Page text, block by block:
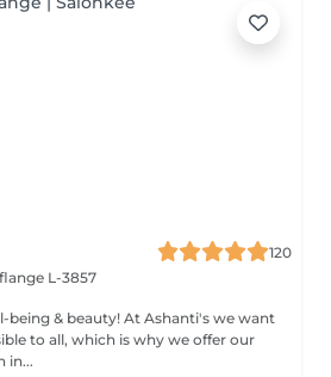
120
L-3857
At Ashanti's we want
to all, which is why we offer our
in...